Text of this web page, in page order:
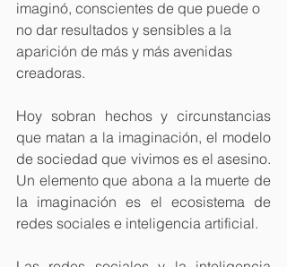
imaginó, conscientes de que puede o
no dar resultados y sensibles a la
aparición de más y más avenidas
creadoras.
Hoy sobran hechos y circunstancias
que matan a la imaginación, el modelo
de sociedad que vivimos es el asesino.
Un elemento que abona a la muerte de
la imaginación es el ecosistema de
redes sociales e inteligencia artificial.